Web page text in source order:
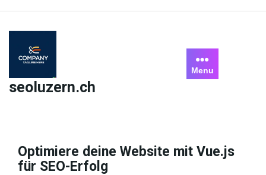
content
seoluzern.ch
Menu
Optimiere deine Website mit Vue.js
für SEO-Erfolg